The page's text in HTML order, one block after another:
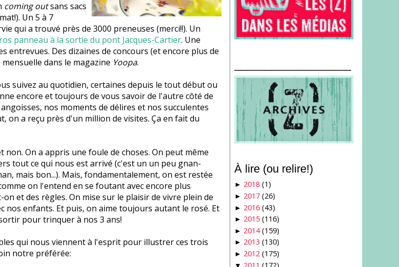
coming outsans sacs
Un 5 à 7
qui a trouvé près de 3000 preneuses (merci!!). Un
panneau à la sortie du pont Jacques-Cartier. Une
entrevues. Des dizaines de concours (et encore plus de
dans le magazine Yoopa.
suivez au quotidien, certaines depuis le tout début ou
encore et toujours de vous savoir de l'autre côté de
nos moments de délires et nos succulentes
on a reçu près d'un million de visites. Ça en fait du
non. On a appris une foule de choses. On peut même
tout ce qui nous est arrivé (c'est un un peu gnan-
mais bon...). Mais, fondamentalement, on est restée
on l'entend en se foutant avec encore plus
et des règles. On mise sur le plaisir de vivre plein de
nos enfants. Et puis, on aime toujours autant le rosé. Et
pour trinquer à nos 3 ans!
qui nous viennent à l'esprit pour illustrer ces trois
notre préférée:
À lire (ou relire!)
► 2018 (1)
► 2017 (26)
► 2016 (43)
► 2015 (116)
► 2014 (159)
► 2013 (130)
► 2012 (175)
▼ 2011 (172)